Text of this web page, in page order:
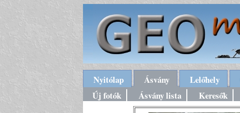
Nyitólap Ásvány Lelőhely
Új fotók
Ásvány lista Keresők